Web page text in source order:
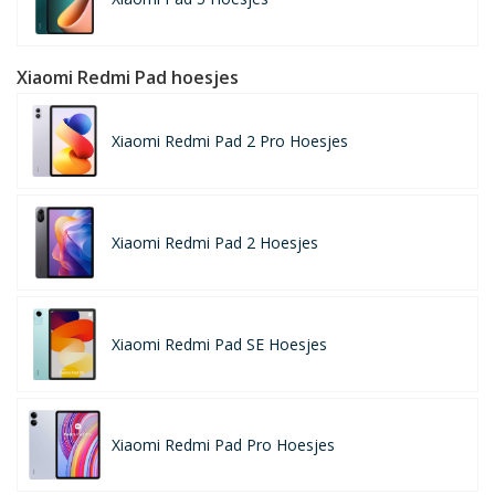
Xiaomi Redmi Pad hoesjes
Xiaomi Redmi Pad 2 Pro Hoesjes
Xiaomi Redmi Pad 2 Hoesjes
Xiaomi Redmi Pad SE Hoesjes
Xiaomi Redmi Pad Pro Hoesjes